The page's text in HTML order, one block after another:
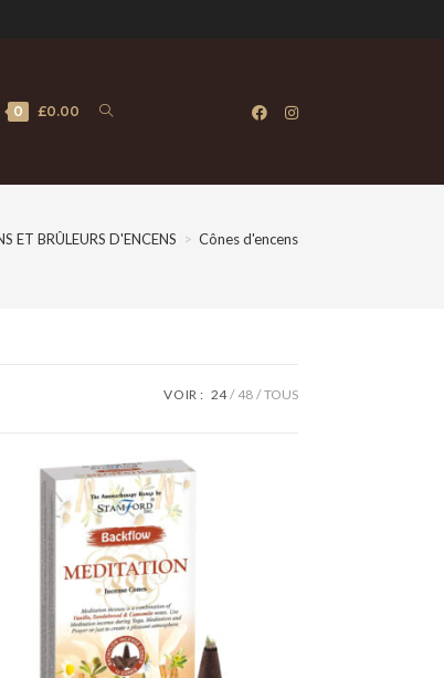
0 £0.00
ET BRÛLEURS D'ENCENS > Cônes d'encens
VOIR : 24 48 TOUS